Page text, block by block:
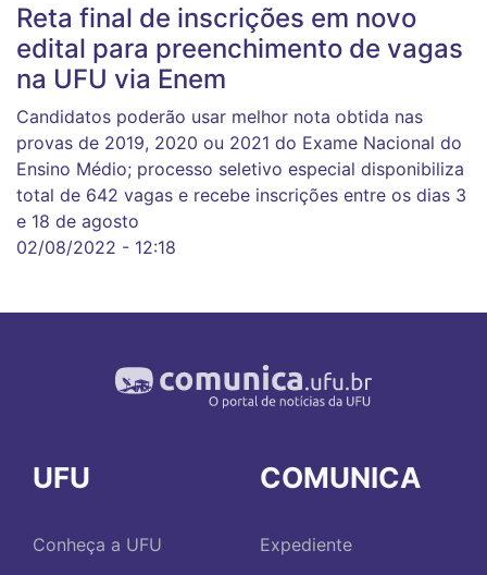
Reta final de inscrições em novo
edital para preenchimento de vagas
na UFU via Enem
Candidatos poderão usar melhor nota obtida nas
provas de 2019, 2020 ou 2021 do Exame Nacional do
Ensino Médio; processo seletivo especial disponibiliza
total de 642 vagas e recebe inscrições entre os dias 3
e 18 de agosto
02/08/2022 - 12:18
UFU
Conheça a UFU
COMUNICA
Expediente